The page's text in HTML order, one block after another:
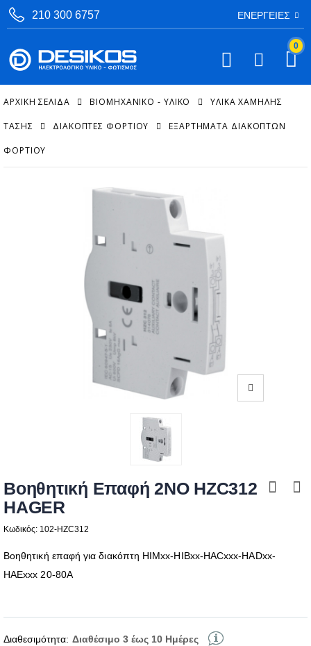
210 300 6757 ΕΝΈΡΓΕΙΕΣ
0
ΑΡΧΙΚΉ ΣΕΛΊΔΑ ΒΙΟΜΗΧΑΝΙΚΟ - ΥΛΙΚΟ ΥΛΙΚΆ ΧΑΜΗΛΉΣ
ΤΆΣΗΣ ΔΙΑΚΌΠΤΕΣ ΦΟΡΤΊΟΥ ΕΞΑΡΤΉΜΑΤΑ ΔΙΑΚΟΠΤΏΝ
ΦΟΡΤΊΟΥ
Βοηθητική Επαφή 2NO HZC312
HAGER
Κωδικός: 102-HZC312
Βοηθητική επαφή για διακόπτη ΗΙΜxx-ΗΙBxx-HACxxx-HADxx-
HAExxx 20-80Α
Διαθεσιμότητα: Διαθέσιμο 3 έως 10 Ημέρες